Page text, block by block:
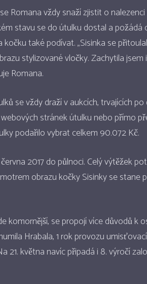
Romana vždy snaží zjistit o
stavu se do útulku dostal a
také podívat. „Sisinka se
stylizované vločky. Zachytila jsem
Romana.
se vždy draží v aukcích, trvajících
stránek útulku nebo přímo
podařilo vybrat celkem 90.072 Kč.
2017 do půlnoci. Celý výtěžek
obrazu kočky Sisinky se stane
komornější, se propojí více důvodů k
Hrabala, 1 rok provozu
21. května navíc připadá i 8. výročí